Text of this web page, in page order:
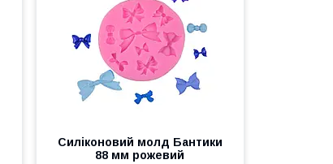
Силіконовий молд Бантики
88 мм рожевий